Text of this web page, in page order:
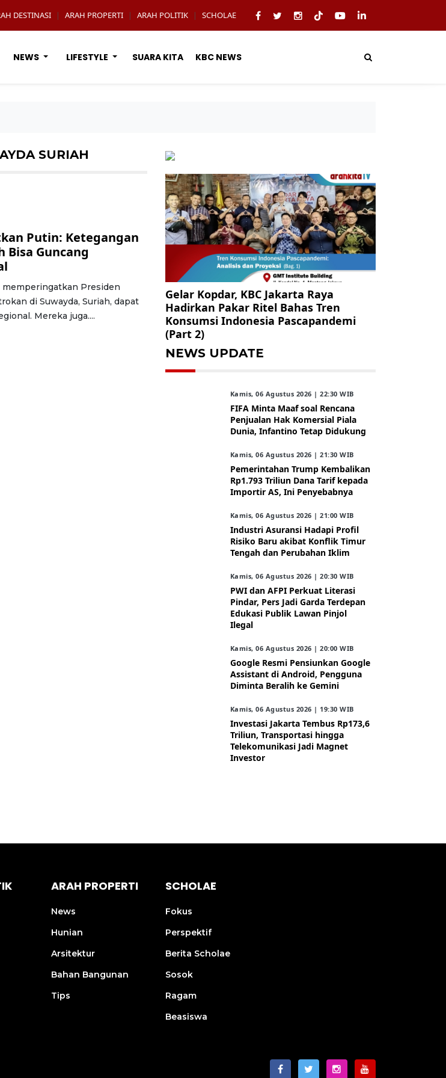
DESTINASI | ARAH PROPERTI | ARAH POLITIK | SCHOLAE
NEWS LIFESTYLE SUARA KITA KBC NEWS
SURIAH
Putin: Ketegangan
Bisa Guncang
Presiden
di Suwayda, Suriah, dapat
Mereka juga....
Gelar Kopdar, KBC Jakarta Raya
Hadirkan Pakar Ritel Bahas Tren
Konsumsi Indonesia Pascapandemi
(Part 2)
NEWS UPDATE
Kamis, 06 Agustus 2026 | 22:30 WIB
FIFA Minta Maaf soal Rencana
Penjualan Hak Komersial Piala
Dunia, Infantino Tetap Didukung
Kamis, 06 Agustus 2026 | 21:30 WIB
Pemerintahan Trump Kembalikan
Rp1.793 Triliun Dana Tarif kepada
Importir AS, Ini Penyebabnya
Kamis, 06 Agustus 2026 | 21:00 WIB
Industri Asuransi Hadapi Profil
Risiko Baru akibat Konflik Timur
Tengah dan Perubahan Iklim
Kamis, 06 Agustus 2026 | 20:30 WIB
PWI dan AFPI Perkuat Literasi
Pindar, Pers Jadi Garda Terdepan
Edukasi Publik Lawan Pinjol
Ilegal
Kamis, 06 Agustus 2026 | 20:00 WIB
Google Resmi Pensiunkan Google
Assistant di Android, Pengguna
Diminta Beralih ke Gemini
Kamis, 06 Agustus 2026 | 19:30 WIB
Investasi Jakarta Tembus Rp173,6
Triliun, Transportasi hingga
Telekomunikasi Jadi Magnet
Investor
ARAH PROPERTI
News
Hunian
Arsitektur
Bahan Bangunan
Tips
SCHOLAE
Fokus
Perspektif
Berita Scholae
Sosok
Ragam
Beasiswa